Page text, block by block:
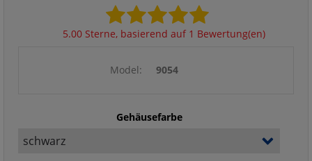
5.00 Sterne, basierend auf 1 Bewertung(en)
Model: 9054
Gehäusefarbe